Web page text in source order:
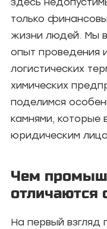
только
жизни людей. Мы
опыт проведения
логистических
химических
поделимся
камнями, которые
юридическим
Чем
отличаются
На первый взгляд